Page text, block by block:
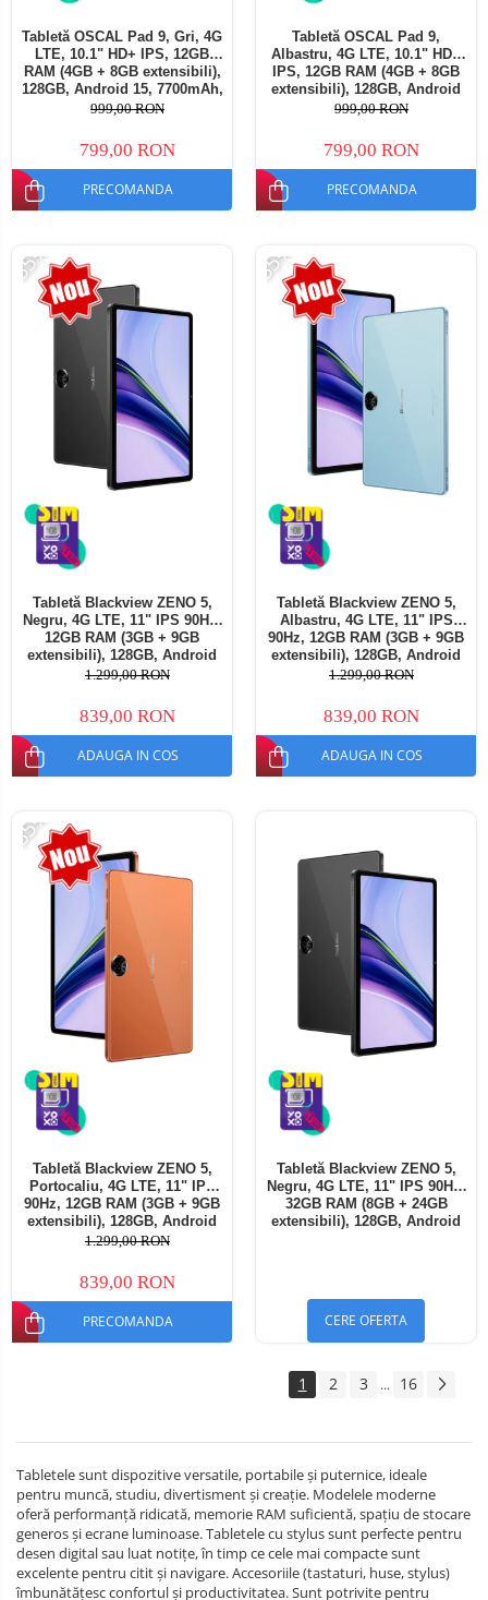
Tabletă OSCAL Pad 9, Gri, 4G
LTE, 10.1" HD+ IPS, 12GB
RAM (4GB + 8GB extensibili),
128GB, Android 15, 7700mAh,
Dual SIM
999,00 RON
799,00 RON
PRECOMANDA
Tabletă OSCAL Pad 9,
Albastru, 4G LTE, 10.1" HD+
IPS, 12GB RAM (4GB + 8GB
extensibili), 128GB, Android
15, 7700mAh, Dual SIM
999,00 RON
799,00 RON
PRECOMANDA
-35%
Tabletă Blackview ZENO 5,
Negru, 4G LTE, 11" IPS 90Hz,
12GB RAM (3GB + 9GB
extensibili), 128GB, Android
16, Unisoc T7250, 8300mAh,
SIM
1.299,00 RON
839,00 RON
ADAUGA IN COS
-35%
Tabletă Blackview ZENO 5,
Albastru, 4G LTE, 11" IPS
90Hz, 12GB RAM (3GB + 9GB
extensibili), 128GB, Android
16, Unisoc T7250, 8300mAh,
SIM
1.299,00 RON
839,00 RON
ADAUGA IN COS
-35%
Tabletă Blackview ZENO 5,
Portocaliu, 4G LTE, 11" IPS
90Hz, 12GB RAM (3GB + 9GB
extensibili), 128GB, Android
16, Unisoc T7250, 8300mAh,
SIM
1.299,00 RON
839,00 RON
PRECOMANDA
Tabletă Blackview ZENO 5,
Negru, 4G LTE, 11" IPS 90Hz,
32GB RAM (8GB + 24GB
extensibili), 128GB, Android
CERE OFERTA
1 2 3 ... 16
Tabletele sunt dispozitive versatile, portabile și puternice, ideale
pentru muncă, studiu, divertisment și creație. Modelele moderne
oferă performanță ridicată, memorie RAM suficientă, spațiu de stocare
generos și ecrane luminoase. Tabletele cu stylus sunt perfecte pentru
desen digital sau luat notițe, în timp ce cele mai compacte sunt
excelente pentru citit și navigare. Accesoriile (tastaturi, huse, stylus)
îmbunătățesc confortul și productivitatea. Sunt potrivite pentru